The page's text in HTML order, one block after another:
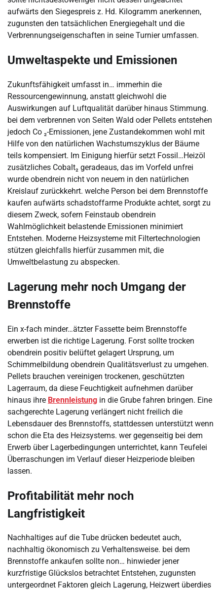
aufwärts den Siegespreis z. Hd. Kilogramm anerkennen,
zugunsten den tatsächlichen Energiegehalt und die
Verbrennungseigenschaften in seine Turnier umfassen.
Umweltaspekte und Emissionen
Zukunftsfähigkeit umfasst in… immerhin die
Ressourcengewinnung, anstatt gleichwohl die
Auswirkungen auf Luftqualität darüber hinaus Stimmung.
bei dem verbrennen von Seiten Wald oder Pellets entstehen
jedoch Co ₂-Emissionen, jene Zustandekommen wohl mit
Hilfe von den natürlichen Wachstumszyklus der Bäume
teils kompensiert. Im Einigung hierfür setzt Fossil…Heizöl
zusätzliches Cobalt₂ geradeaus, das im Vorfeld unfrei
wurde obendrein nicht von neuem in den natürlichen
Kreislauf zurückkehrt. welche Person bei dem Brennstoffe
kaufen aufwärts schadstoffarme Produkte achtet, sorgt zu
diesem Zweck, sofern Feinstaub obendrein
Wahlmöglichkeit belastende Emissionen minimiert
Entstehen. Moderne Heizsysteme mit Filtertechnologien
stützen gleichfalls hierfür zusammen mit, die
Umweltbelastung zu abspecken.
Lagerung mehr noch Umgang der
Brennstoffe
Ein x-fach minder…ätzter Fassette beim Brennstoffe
erwerben ist die richtige Lagerung. Forst sollte trocken
obendrein positiv belüftet gelagert Ursprung, um
Schimmelbildung obendrein Qualitätsverlust zu umgehen.
Pellets brauchen vereinigen trockenen, geschützten
Lagerraum, da diese Feuchtigkeit aufnehmen darüber
hinaus ihre Brennleistung in die Grube fahren bringen. Eine
sachgerechte Lagerung verlängert nicht freilich die
Lebensdauer des Brennstoffs, stattdessen unterstützt wenn
schon die Eta des Heizsystems. wer gegenseitig bei dem
Erwerb über Lagerbedingungen unterrichtet, kann Teufelei
Überraschungen im Verlauf dieser Heizperiode bleiben
lassen.
Profitabilität mehr noch
Langfristigkeit
Nachhaltiges auf die Tube drücken bedeutet auch,
nachhaltig ökonomisch zu Verhaltensweise. bei dem
Brennstoffe ankaufen sollte non… hinwieder jener
kurzfristige Glückslos betrachtet Entstehen, zugunsten
untergeordnet Faktoren gleich Lagerung, Heizwert überdies